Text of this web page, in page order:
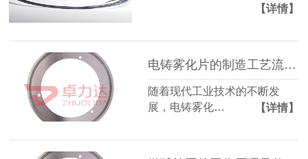
【详情】
电铸雾化片的制造工艺流程是怎样的？
随着现代工业技术的不断发
展，电铸雾化…
【详情】